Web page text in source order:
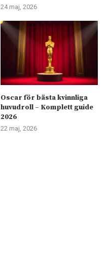
24 maj, 2026
Oscar för bästa kvinnliga
huvudroll – Komplett guide
2026
22 maj, 2026